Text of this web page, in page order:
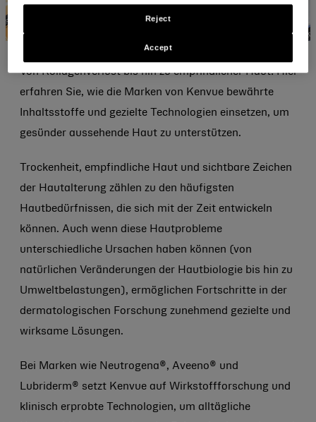
Von Kollagenverlust bis hin zu empfindlicher Haut: Hier
erfahren Sie, wie die Marken von Kenvue bewährte
Inhaltsstoffe und gezielte Technologien einsetzen, um
gesünder aussehende Haut zu unterstützen.
Trockenheit, empfindliche Haut und sichtbare Zeichen
der Hautalterung zählen zu den häufigsten
Hautbedürfnissen, die sich mit der Zeit entwickeln
können. Auch wenn diese Hautprobleme
unterschiedliche Ursachen haben können (von
natürlichen Veränderungen der Hautbiologie bis hin zu
Umweltbelastungen), ermöglichen Fortschritte in der
dermatologischen Forschung zunehmend gezielte und
wirksame Lösungen.
Bei Marken wie Neutrogena®, Aveeno® und
Lubriderm® setzt Kenvue auf Wirkstoffforschung und
klinisch erprobte Technologien, um alltägliche
Reject
Accept